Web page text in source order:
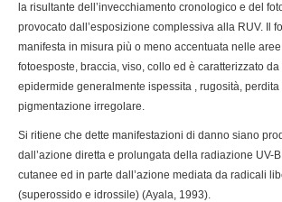
la risultante dell’invecchiamento cronologico e del
provocato dall’esposizione complessiva alla RUV. Il
manifesta in misura più o meno accentuata nelle
fotoesposte, braccia, viso, collo ed è caratterizzato
epidermide generalmente ispessita , rugosità, perdita
pigmentazione irregolare.
Si ritiene che dette manifestazioni di danno siano
dall’azione diretta e prolungata della radiazione UV-
cutanee ed in parte dall’azione mediata da radicali
(superossido e idrossile) (Ayala, 1993).